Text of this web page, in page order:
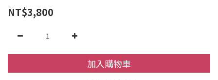
NT$3,800
加入購物車